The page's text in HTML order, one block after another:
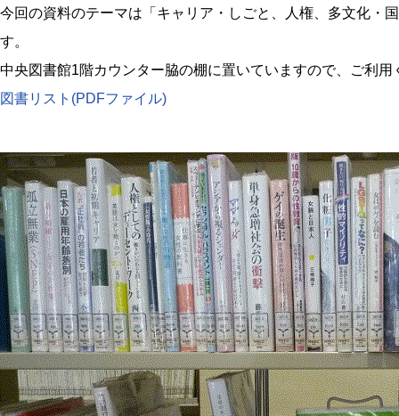
今回の資料のテーマは「キャリア・しごと、人権、多文化・
す。
中央図書館1階カウンター脇の棚に置いていますので、ご利用
図書リスト(PDFファイル)